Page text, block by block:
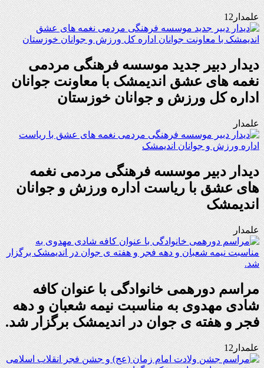
علمدار12
دیدار دبیر جدید موسسه فرهنگی مردمی
نغمه های عشق اندیمشک با معاونت جوانان
اداره کل ورزش و جوانان خوزستان
علمدار
دیدار دبیر موسسه فرهنگی مردمی نغمه
های عشق با ریاست اداره ورزش و جوانان
اندیمشک
علمدار
مراسم دورهمی خانوادگی با عنوان کافه
شادی مهدوی به مناسبت نیمه شعبان و دهه
فجر و هفته ی جوان در اندیمشک برگزار شد.
علمدار12